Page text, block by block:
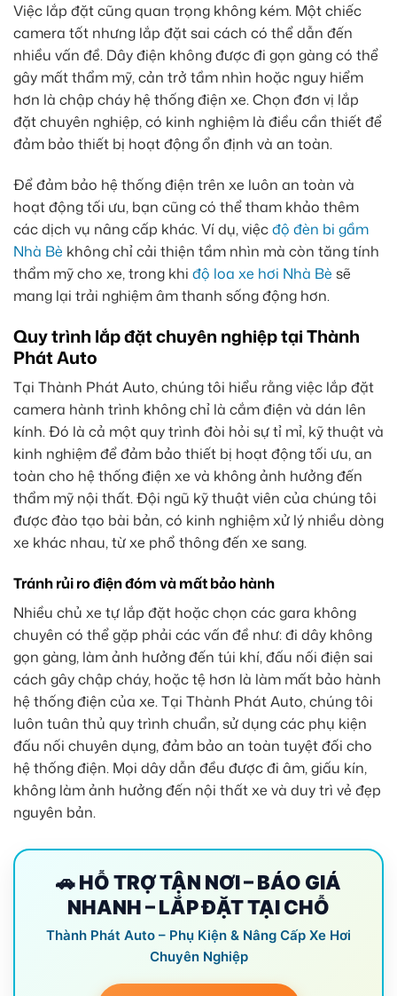
Việc lắp đặt cũng quan trọng không kém. Một chiếc
camera tốt nhưng lắp đặt sai cách có thể dẫn đến
nhiều vấn đề. Dây điện không được đi gọn gàng có thể
gây mất thẩm mỹ, cản trở tầm nhìn hoặc nguy hiểm
hơn là chập cháy hệ thống điện xe. Chọn đơn vị lắp
đặt chuyên nghiệp, có kinh nghiệm là điều cần thiết để
đảm bảo thiết bị hoạt động ổn định và an toàn.
Để đảm bảo hệ thống điện trên xe luôn an toàn và
hoạt động tối ưu, bạn cũng có thể tham khảo thêm
các dịch vụ nâng cấp khác. Ví dụ, việcđộ đèn bi gầm
Nhà Bè không chỉ cải thiện tầm nhìn mà còn tăng tính
thẩm mỹ cho xe, trong khi độ loa xe hơi Nhà Bè sẽ
mang lại trải nghiệm âm thanh sống động hơn.
Quy trình lắp đặt chuyên nghiệp tại Thành
Phát Auto
Tại Thành Phát Auto, chúng tôi hiểu rằng việc lắp đặt
camera hành trình không chỉ là cắm điện và dán lên
kính. Đó là cả một quy trình đòi hỏi sự tỉ mỉ, kỹ thuật và
kinh nghiệm để đảm bảo thiết bị hoạt động tối ưu, an
toàn cho hệ thống điện xe và không ảnh hưởng đến
thẩm mỹ nội thất. Đội ngũ kỹ thuật viên của chúng tôi
được đào tạo bài bản, có kinh nghiệm xử lý nhiều dòng
xe khác nhau, từ xe phổ thông đến xe sang.
Tránh rủi ro điện đóm và mất bảo hành
Nhiều chủ xe tự lắp đặt hoặc chọn các gara không
chuyên có thể gặp phải các vấn đề như: đi dây không
gọn gàng, làm ảnh hưởng đến túi khí, đấu nối điện sai
cách gây chập cháy, hoặc tệ hơn là làm mất bảo hành
hệ thống điện của xe. Tại Thành Phát Auto, chúng tôi
luôn tuân thủ quy trình chuẩn, sử dụng các phụ kiện
đấu nối chuyên dụng, đảm bảo an toàn tuyệt đối cho
hệ thống điện. Mọi dây dẫn đều được đi âm, giấu kín,
không làm ảnh hưởng đến nội thất xe và duy trì vẻ đẹp
nguyên bản.
🚗 HỖ TRỢ TẬN NƠI – BÁO GIÁ
NHANH – LẮP ĐẶT TẠI CHỖ
Thành Phát Auto – Phụ Kiện & Nâng Cấp Xe Hơi
Chuyên Nghiệp